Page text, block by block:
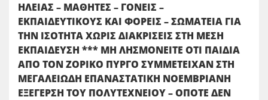
ΗΛΕΙΑΣ – ΜΑΘΗΤΕΣ – ΓΟΝΕΙΣ –
ΕΚΠΑΙΔΕΥΤΙΚΟΥΣ ΚΑΙ ΦΟΡΕΙΣ – ΣΩΜΑΤΕΙΑ ΓΙΑ
ΤΗΝ ΙΣΟΤΗΤΑ ΧΩΡΙΣ ΔΙΑΚΡΙΣΕΙΣ ΣΤΗ ΜΕΣΗ
ΕΚΠΑΙΔΕΥΣΗ *** ΜΗ ΛΗΣΜΟΝΕΙΤΕ ΟΤΙ ΠΑΙΔΙΑ
ΑΠΟ ΤΟΝ ΖΟΡΙΚΟ ΠΥΡΓΟ ΣΥΜΜΕΤΕΙΧΑΝ ΣΤΗ
ΜΕΓΑΛΕΙΩΔΗ ΕΠΑΝΑΣΤΑΤΙΚΗ ΝΟΕΜΒΡΙΑΝΗ
ΕΞΕΓΕΡΣΗ ΤΟΥ ΠΟΛΥΤΕΧΝΕΙΟΥ – ΟΠΟΤΕ ΔΕΝ